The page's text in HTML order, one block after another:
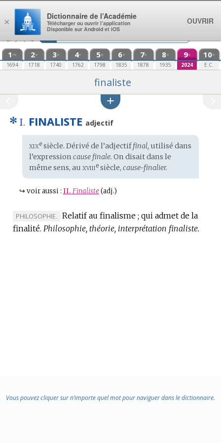
Aller au contenu
1 re
1694
2e
1718
3e
1740
4e
1762
5e
1798
6e
1835
7e
1878
8e
1935
9e
2024
10e
E.C.
finaliste
✻ I. FINALISTE adjectif
Étymologie
:
xixesiècle. Dérivé de l’adjectiffinal, utilisé dans
l’expression cause finale. On disait dans le
même sens, au xviiiesiècle, cause-finalier.
↪ voir aussi : II. Finaliste (adj.)
MARQUE
DE
PHILOSOPHIE.
Relatif au finalisme ; qui admet de la
finalité. Philosophie, théorie, interprétation finaliste.
Vous pouvez cliquer sur n’importe quel mot pour naviguer dans le dictionnaire.
×
Dictionnaire de l’Académie
Télécharger ou ouvrir l’application
Disponible sur Android et iOS
OUVRIR